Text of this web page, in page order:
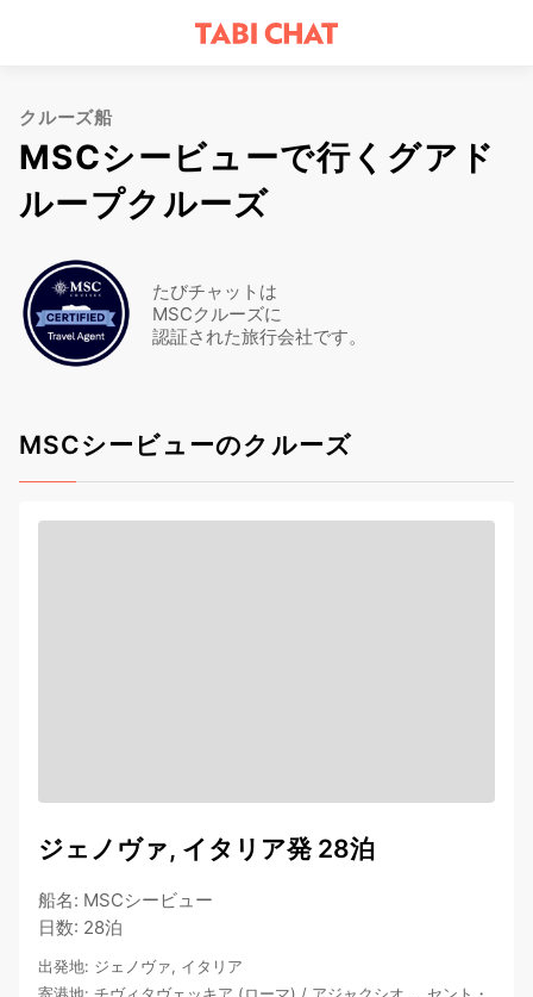
クルーズ船
MSCシービューで行くグアド
ループクルーズ
たびチャットは
MSCクルーズに
認証された旅行会社です。
MSCシービューのクルーズ
ジェノヴァ, イタリア発 28泊
船名: MSCシービュー
日数: 28泊
出発地: ジェノヴァ, イタリア